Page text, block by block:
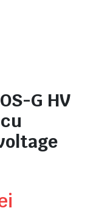
G HV